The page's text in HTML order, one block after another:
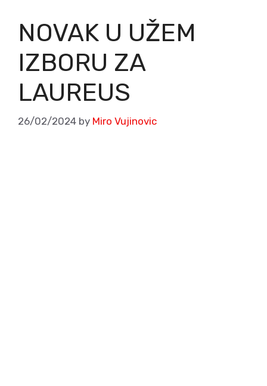
NOVAK U UŽEM
IZBORU ZA
LAUREUS
26/02/2024 by Miro Vujinovic